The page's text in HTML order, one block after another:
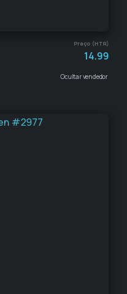
Preço (HTR)
14.99
Ocultar vendedor